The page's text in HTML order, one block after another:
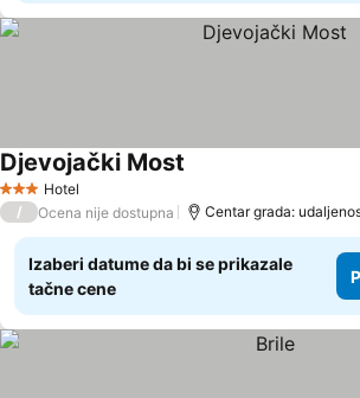
3 Zvezdice
Hotel
Djevojački Most
/ Ocena nije dostupna Centar grada:
Izaberi datume da bi se prikazale
tačne cene